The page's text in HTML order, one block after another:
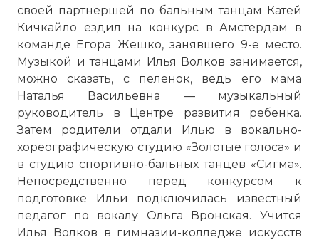
своей партнершей по бальным танцам Катей
Кичкайло ездил на конкурс в Амстердам в
команде Егора Жешко, занявшего 9-е место.
Музыкой и танцами Илья Волков занимается,
можно сказать, с пеленок, ведь его мама
Наталья Васильевна — музыкальный
руководитель в Центре развития ребенка.
Затем родители отдали Илью в вокально-
хореографическую студию «Золотые голоса» и
в студию спортивно-бальных танцев «Сигма».
Непосредственно перед конкурсом к
подготовке Ильи подключилась известный
педагог по вокалу Ольга Вронская. Учится
Илья Волков в гимназии-колледже искусств